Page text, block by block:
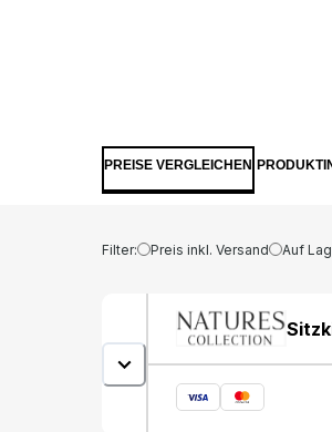
PREISE VERGLEICHEN
Filter: Preis inkl. Versand Auf